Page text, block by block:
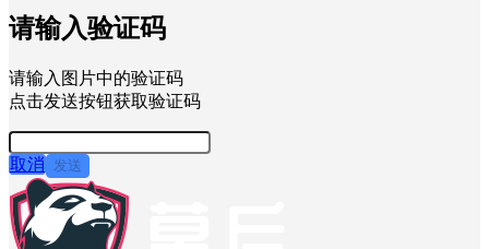
请输入验证码
请输入图片中的验证码
点击发送按钮获取验证码
取消 发送